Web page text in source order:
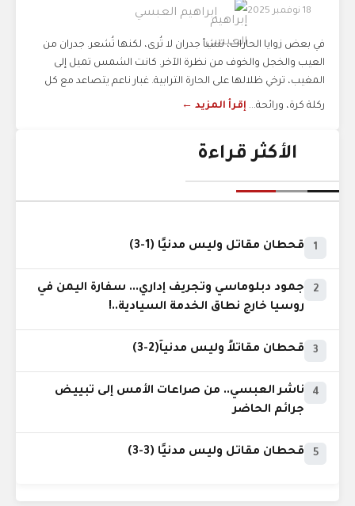
18 نوفمبر 2025 إبراهيم العبسي
في بعض زوايا الحارات، تنشأ جدران لا تُرى، لكنها تُشعر. جدران من
العيب والخجل والخوف من نظرة الآخر. كانت الشمس تميل إلى
المغيب، ترخي ظلالها على الحارة الترابية. غبار ناعم يتصاعد مع كل
ركلة كرة، ورائحة... إقرأ المزيد ←
الأكثر قراءة
1 قحطان مقاتل وليس مدنيًا (1-3)
2
جمود دبلوماسي وتجريف إداري... سفارة اليمن في
روسيا خارج نطاق الخدمة السيادية..!
3 قحطان مقاتلاً وليس مدنياً(2-3)
4
ناشر العبسي.. من صراعات الأمس إلى تبييض
جرائم الحاضر
5 قحطان مقاتل وليس مدنيًا (3-3)